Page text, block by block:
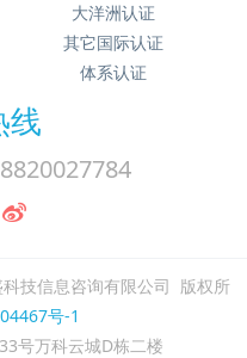
大洋洲认证
其它国际认证
体系认证
线
技信息咨询有限公司 版权所
号-1
号万科云城D栋二楼